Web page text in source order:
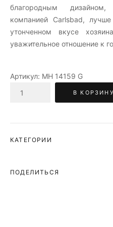
благородным
компанией Carlsbad,
утонченном вкусе
уважительное отношение к
Артикул: МН 14159 G
В КОРЗИНУ
КАТЕГОРИИ
ПОДЕЛИТЬСЯ